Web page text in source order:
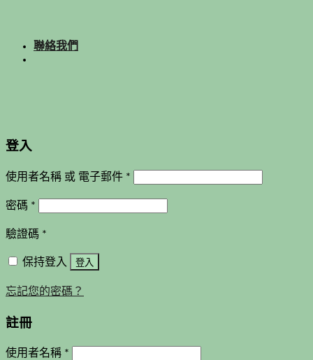
聯絡我們
登入
使用者名稱 或 電子郵件 *
密碼 *
驗證碼 *
保持登入 登入
忘記您的密碼？
註冊
使用者名稱 *